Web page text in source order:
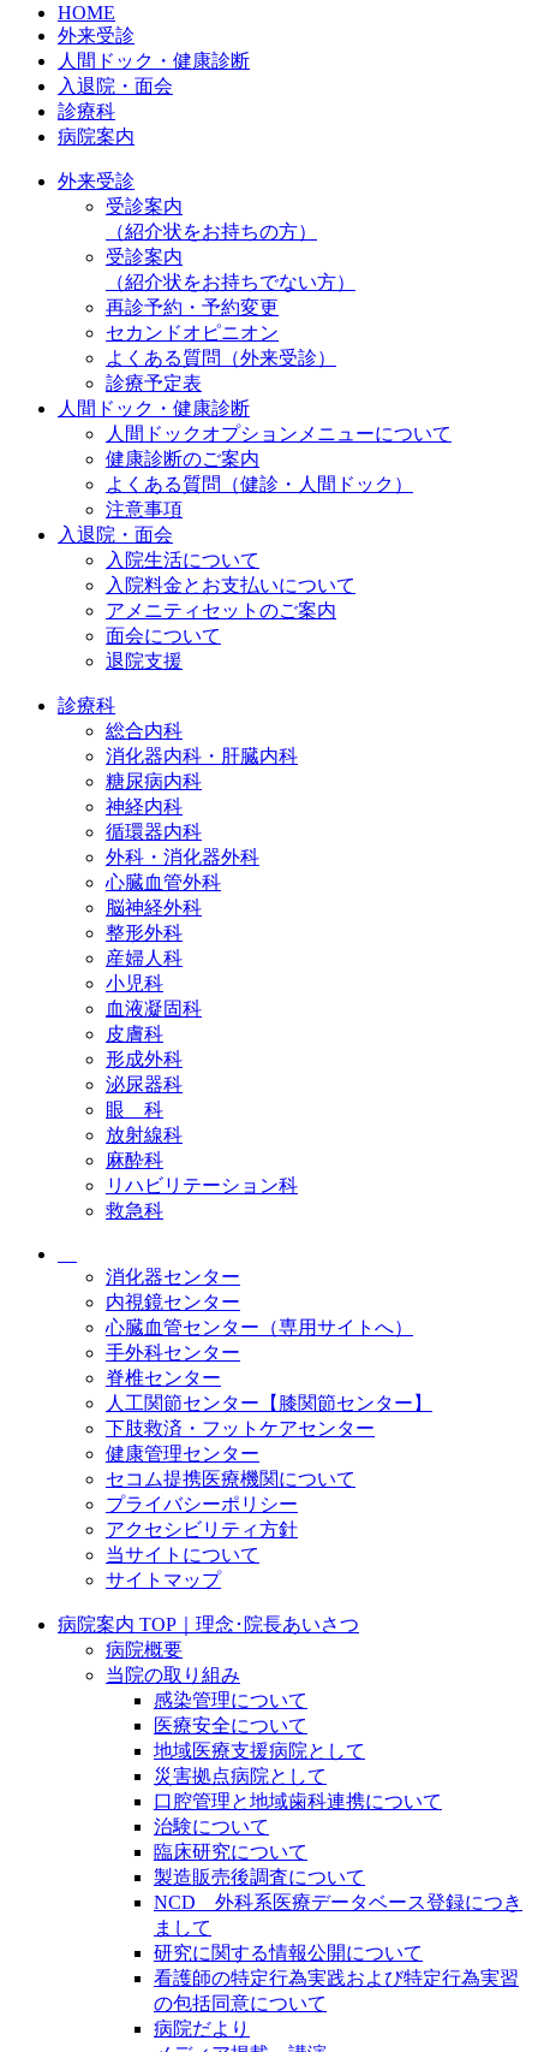
HOME
外来受診
人間ドック・健康診断
入退院・面会
診療科
病院案内
外来受診
受診案内
（紹介状をお持ちの方）
受診案内
（紹介状をお持ちでない方）
再診予約・予約変更
セカンドオピニオン
よくある質問（外来受診）
診療予定表
人間ドック・健康診断
人間ドックオプションメニューについて
健康診断のご案内
よくある質問（健診・人間ドック）
注意事項
入退院・面会
入院生活について
入院料金とお支払いについて
アメニティセットのご案内
面会について
退院支援
診療科
総合内科
消化器内科・肝臓内科
糖尿病内科
神経内科
循環器内科
外科・消化器外科
心臓血管外科
脳神経外科
整形外科
産婦人科
小児科
血液凝固科
皮膚科
形成外科
泌尿器科
眼 科
放射線科
麻酔科
リハビリテーション科
救急科
消化器センター
内視鏡センター
心臓血管センター（専用サイトへ）
手外科センター
脊椎センター
人工関節センター【膝関節センター】
下肢救済・フットケアセンター
健康管理センター
セコム提携医療機関について
プライバシーポリシー
アクセシビリティ方針
当サイトについて
サイトマップ
病院案内 TOP｜理念･院長あいさつ
病院概要
当院の取り組み
感染管理について
医療安全について
地域医療支援病院として
災害拠点病院として
口腔管理と地域歯科連携について
治験について
臨床研究について
製造販売後調査について
NCD 外科系医療データベース登録につき
まして
研究に関する情報公開について
看護師の特定行為実践および特定行為実習
の包括同意について
病院だより